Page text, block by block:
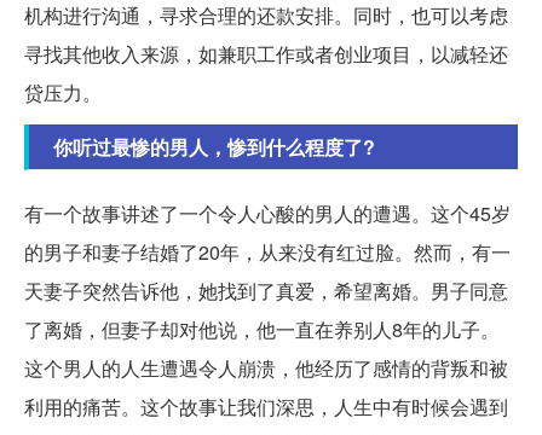
机构进行沟通，寻求合理的还款安排。同时，也可以考虑
寻找其他收入来源，如兼职工作或者创业项目，以减轻还
贷压力。
你听过最惨的男人，惨到什么程度了?
有一个故事讲述了一个令人心酸的男人的遭遇。这个45岁
的男子和妻子结婚了20年，从来没有红过脸。然而，有一
天妻子突然告诉他，她找到了真爱，希望离婚。男子同意
了离婚，但妻子却对他说，他一直在养别人8年的儿子。
这个男人的人生遭遇令人崩溃，他经历了感情的背叛和被
利用的痛苦。这个故事让我们深思，人生中有时候会遇到